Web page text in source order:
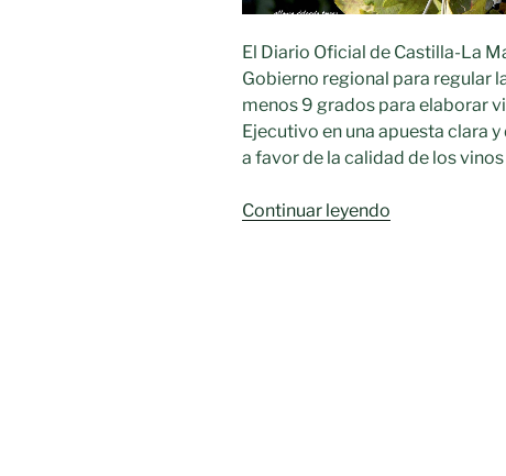
El Diario Oficial de Castilla-La
Gobierno regional para regular
menos 9 grados para elaborar
Ejecutivo en una apuesta clara
a favor de la calidad de los
Continuar leyendo